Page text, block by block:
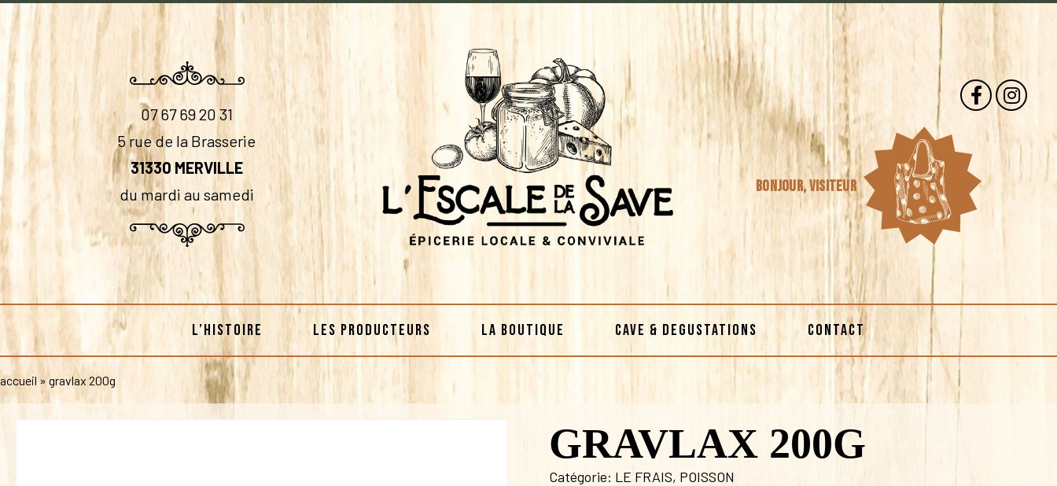
07 67 69 20 31
5 rue de la Brasserie
31330 MERVILLE
du mardi au samedi
Bonjour,visiteur
L’HISTOIRE LES PRODUCTEURS LA BOUTIQUE CAVE & DEGUSTATIONS CONTACT
accueil »gravlax 200g
GRAVLAX 200G
Catégorie: LE FRAIS, POISSON